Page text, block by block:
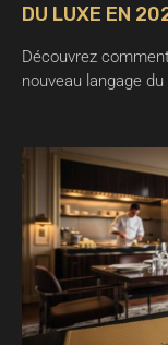
DU LUXE EN
Découvrez
nouveau langage